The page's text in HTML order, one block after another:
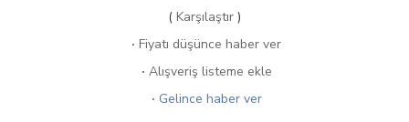
( Karşılaştır )
· Fiyatı düşünce haber ver
· Alışveriş listeme ekle
· Gelince haber ver